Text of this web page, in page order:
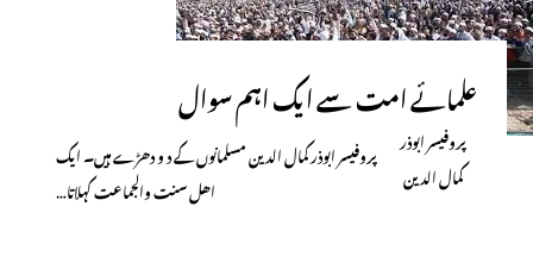
علمائے امت سے ایک اہم سوال
پروفیسر ابوذر
کمال الدین
پروفیسر ابوذر کمال الدین مسلمانوں کے د و دھڑے ہیں۔ ایک
اھل سنت والجماعت کہلاتا…